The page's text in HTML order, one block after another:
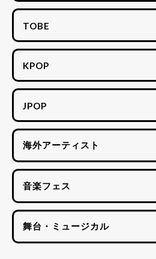
TOBE
KPOP
JPOP
海外アーティスト
音楽フェス
舞台・ミュージカル